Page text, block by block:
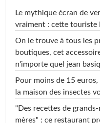
Le mythique écran de
vraiment : cette touriste
On le trouve à tous les
boutiques, cet
n'importe quel jean
Pour moins de 15
la maison des insectes
"Des recettes de
mères" : ce restaurant